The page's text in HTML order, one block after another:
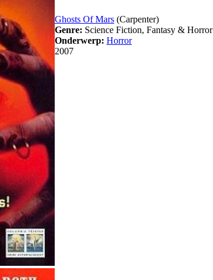
Ghosts Of Mars (Carpenter)
Genre: Science Fiction, Fantasy & Horror
Onderwerp: Horror
2007